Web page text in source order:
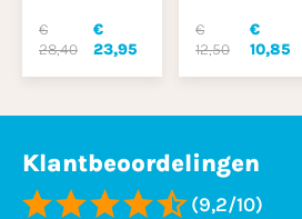
€
28,40
€
23,95
€
12,50
€
10,85
Klantbeoordelingen
(9,2/10)